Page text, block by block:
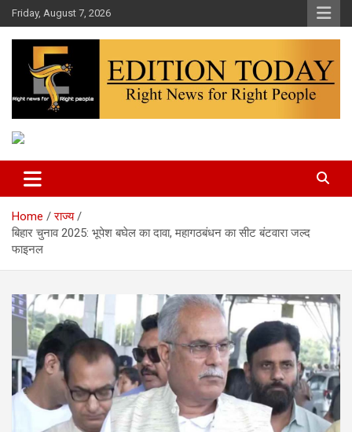
Skip
to
content
Friday, August 7, 2026
Edition Today
Home
राज्य
बिहार चुनाव 2025: भूपेश बघेल का दावा, महागठबंधन का सीट बंटवारा जल्द
फाइनल